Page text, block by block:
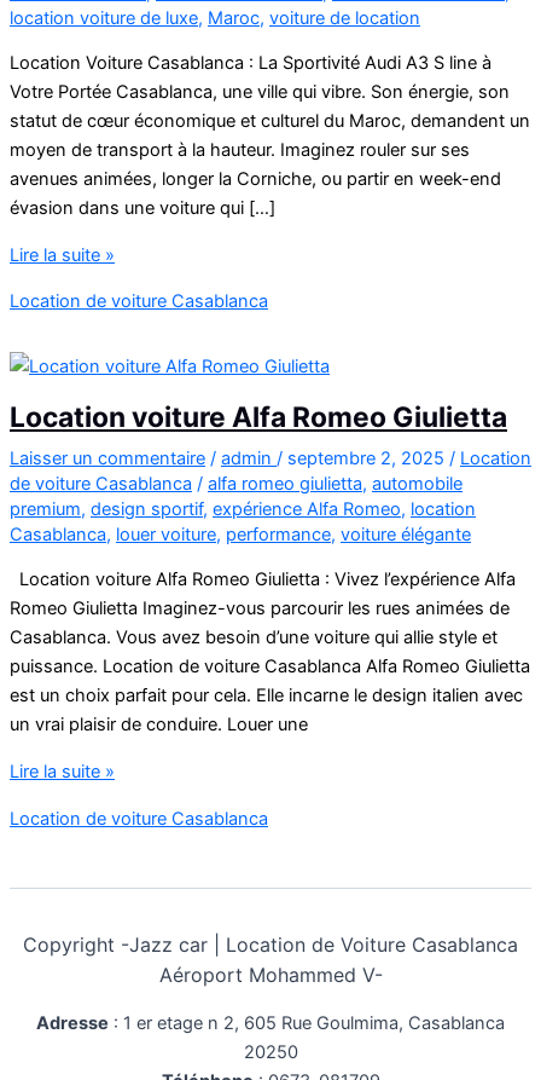
location voiture de luxe, Maroc, voiture de location
Location Voiture Casablanca : La Sportivité Audi A3 S line à
Votre Portée Casablanca, une ville qui vibre. Son énergie, son
statut de cœur économique et culturel du Maroc, demandent un
moyen de transport à la hauteur. Imaginez rouler sur ses
avenues animées, longer la Corniche, ou partir en week-end
évasion dans une voiture qui […]
Location
Casablanca
A3
Lire la suite »
Location de voiture Casablanca
Location voiture Alfa Romeo Giulietta
Laisser un commentaire / admin / septembre 2, 2025 / Location
de voiture Casablanca / alfa romeo giulietta, automobile
premium, design sportif, expérience Alfa Romeo, location
Casablanca, louer voiture, performance, voiture élégante
Location voiture Alfa Romeo Giulietta : Vivez l’expérience Alfa
Romeo Giulietta Imaginez-vous parcourir les rues animées de
Casablanca. Vous avez besoin d’une voiture qui allie style et
puissance. Location de voiture Casablanca Alfa Romeo Giulietta
est un choix parfait pour cela. Elle incarne le design italien avec
un vrai plaisir de conduire. Louer une
Location
Alfa
Giulietta
Lire la suite »
Location de voiture Casablanca
Copyright -Jazz car | Location de Voiture Casablanca
Aéroport Mohammed V-
Adresse : 1 er etage n 2, 605 Rue Goulmima, Casablanca
20250